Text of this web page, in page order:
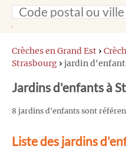
Crèches en Grand Est ›
Strasbourg › jardin
Jardins d'enfants à
8 jardins d'enfants sont
Liste des jardins